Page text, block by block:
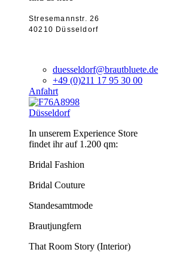
Stresemannstr. 26
40210 Düsseldorf
duesseldorf@brautbluete.de
+49 (0)211 17 95 30 00
Anfahrt
Düsseldorf
In unserem Experience Store
findet ihr auf 1.200 qm:
Bridal Fashion
Bridal Couture
Standesamtmode
Brautjungfern
That Room Story (Interior)